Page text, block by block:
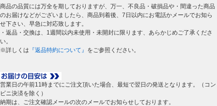
商品の品質には万全を期しておりますが、万一、不良品・破損品や・間違った商品
のお届けなどがございましたら、商品到着後、7日以内にお電話かメールでお知ら
せ下さい、早急に対応致します。
・返品・交換は、1週間以内未使用・未開封に限ります、あらかじめご了承くださ
い。
※詳しくは 『返品特約について』 をご参照ください。
営業日の午前11時までにご注文頂いた場合、最短で翌日の発送となります。（コン
ビニ決済を除く）
納期は、ご注文確認メールの次のメールでお知らせしております。